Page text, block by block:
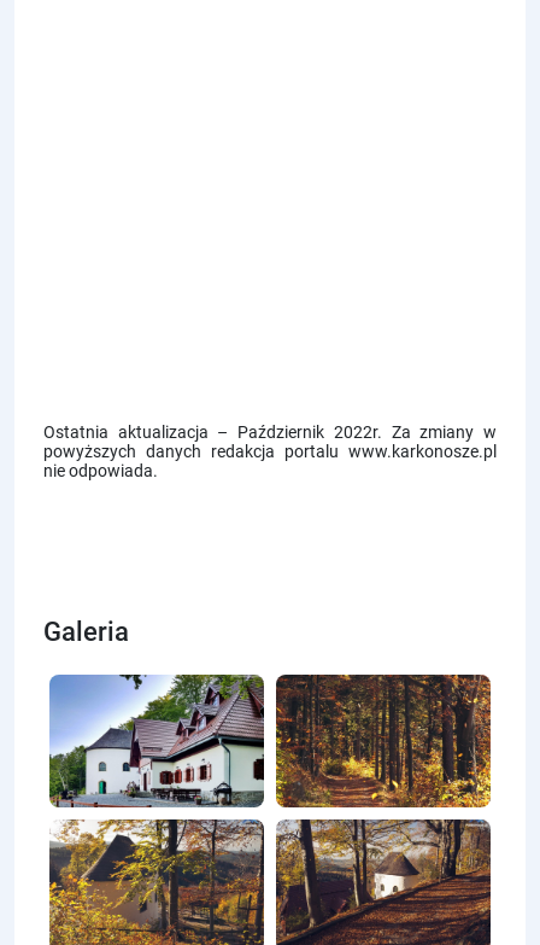
Ostatnia aktualizacja – Październik 2022r. Za zmiany w
powyższych danych redakcja portalu www.karkonosze.pl
nie odpowiada.
Galeria